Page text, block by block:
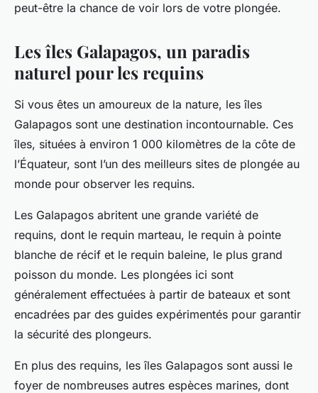
peut-être la chance de voir lors de votre plongée.
Les îles Galapagos, un paradis
naturel pour les requins
Si vous êtes un amoureux de la nature, les îles
Galapagos sont une destination incontournable. Ces
îles, situées à environ 1 000 kilomètres de la côte de
l’Équateur, sont l’un des meilleurs sites de plongée au
monde pour observer les requins.
Les Galapagos abritent une grande variété de
requins, dont le requin marteau, le requin à pointe
blanche de récif et le requin baleine, le plus grand
poisson du monde. Les plongées ici sont
généralement effectuées à partir de bateaux et sont
encadrées par des guides expérimentés pour garantir
la sécurité des plongeurs.
En plus des requins, les îles Galapagos sont aussi le
foyer de nombreuses autres espèces marines, dont